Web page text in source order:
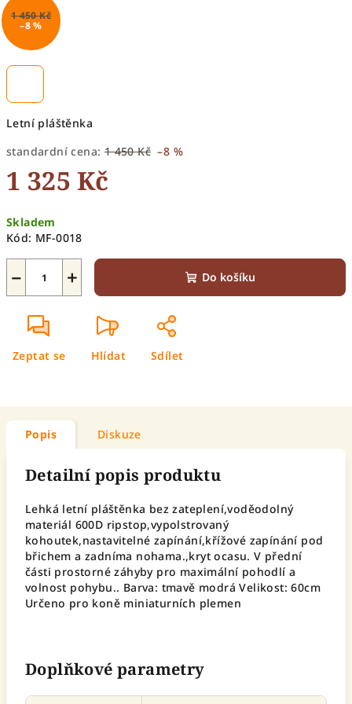
Letní pláštěnka
standardní cena: 1 450 Kč –8 %
1 325 Kč
cena:
Skladem
Kód: MF-0018
+
− Do košíku
Zeptat se Hlídat Sdílet
1 450 Kč
–8 %
Popis Diskuze
Detailní popis produktu
Lehká letní pláštěnka bez zateplení,voděodolný
materiál 600D ripstop,vypolstrovaný
kohoutek,nastavitelné zapínání,křížové zapínání pod
břichem a zadníma nohama.,kryt ocasu. V přední
části prostorné záhyby pro maximální pohodlí a
volnost pohybu.. Barva: tmavě modrá Velikost: 60cm
Určeno pro koně miniaturních plemen
Doplňkové parametry